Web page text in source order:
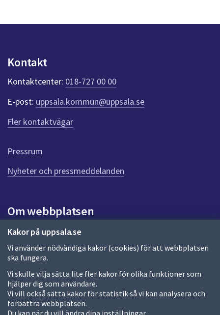
Kakor på uppsala.se
Vi använder nödvändiga kakor (cookies) för att webbplatsen
ska fungera.
Vi skulle vilja sätta lite fler kakor för olika funktioner som
hjälper dig som användare.
Vi vill också sätta kakor för statistik så vi kan analysera och
förbättra webbplatsen.
Du kan när du vill ändra dina inställningar.
n
k
t
e
r
f
ö
r
e
n
n
a
d
a
Kontakt
Kontaktcenter: 018-727 00 00
E-post: uppsala.kommun@uppsala.se
Fler kontaktvägar
Pressrum
Nyheter och pressmeddelanden
Om webbplatsen
Om webbplatsen
Allmänna handlingar och diarium
Behandling av personuppgifter
Kakor
Språk (other languages)